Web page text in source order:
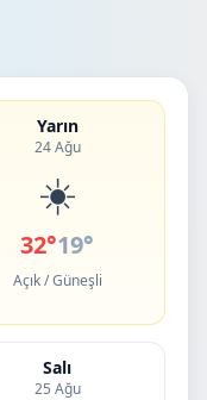
Yarın
24 Ağu
☀️
32°19°
Açık / Güneşli
Salı
25 Ağu